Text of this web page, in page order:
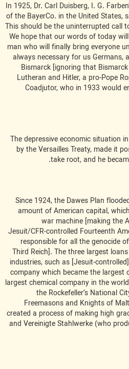
In 1925, Dr. Carl Duisberg, I. G.
of the BayerCo. in the United States,
This should be the uninterrupted call
We hope that our words of today
man who will finally bring everyone
always necessary for us Germans,
Bismarck [ignoring that
Lutheran and Hitler, a pro-Pope
Coadjutor, who in 1933 would
The depressive economic situation
by the Versailles Treaty, made it
take root, and he
Since 1924, the Dawes Plan
amount of American capital,
war machine [making the
Jesuit/CFR-controlled Fourteenth
responsible for all the genocide
Third Reich]. The three largest
industries, such as [Jesuit-
company which became the
largest chemical company in the
the Rockefeller’s National
Freemasons and Knights of
created a process of making high
and Vereinigte Stahlwerke (who